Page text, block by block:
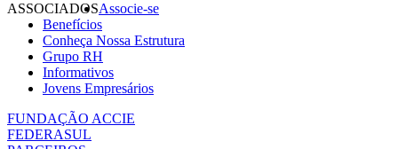
ASSOCIADOSAssocie-se
Benefícios
Conheça Nossa Estrutura
Grupo RH
Informativos
Jovens Empresários
FUNDAÇÃO ACCIE
FEDERASUL